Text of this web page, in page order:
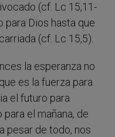
(cf. Lc 15,11-
para Dios hasta que
(cf. Lc 15,5).
la esperanza no
es la fuerza para
el futuro para
el mañana, de
pesar de todo, nos